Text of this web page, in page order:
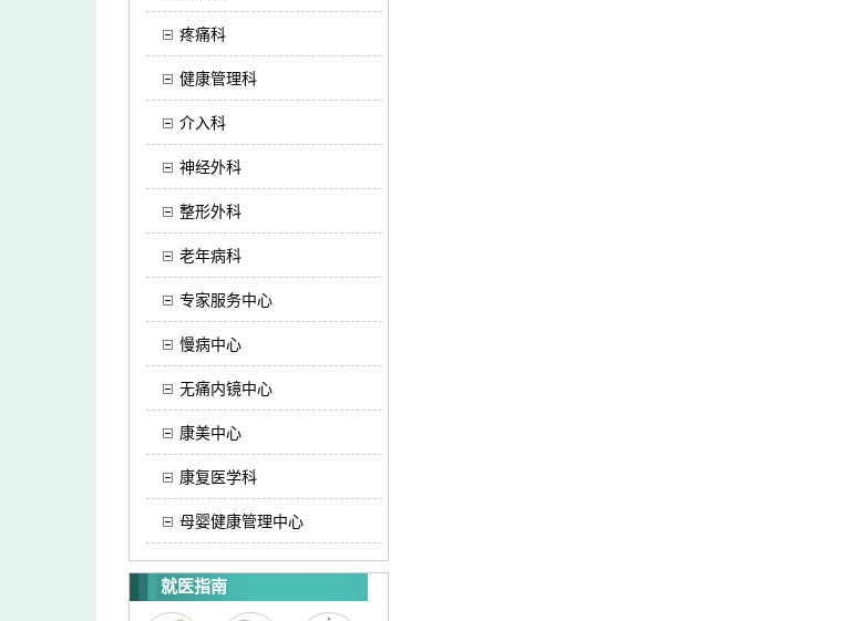
疼痛科
健康管理科
介入科
神经外科
整形外科
老年病科
专家服务中心
慢病中心
无痛内镜中心
康美中心
康复医学科
母婴健康管理中心
就医指南